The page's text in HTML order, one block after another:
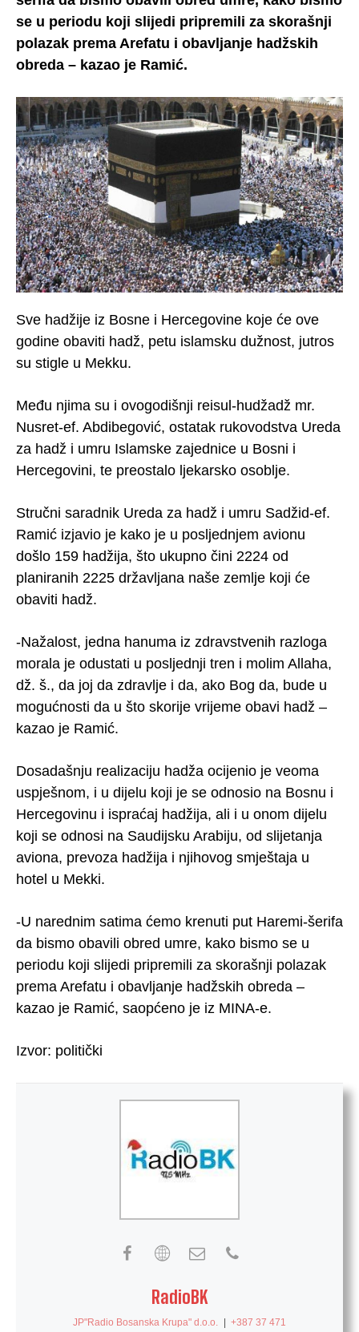
se u periodu koji slijedi pripremili za skorašnji
polazak prema Arefatu i obavljanje hadžskih
obreda – kazao je Ramić.
Sve hadžije iz Bosne i Hercegovine koje će ove
godine obaviti hadž, petu islamsku dužnost, jutros
su stigle u Mekku.
Među njima su i ovogodišnji reisul-hudžadž mr.
Nusret-ef. Abdibegović, ostatak rukovodstva Ureda
za hadž i umru Islamske zajednice u Bosni i
Hercegovini, te preostalo ljekarsko osoblje.
Stručni saradnik Ureda za hadž i umru Sadžid-ef.
Ramić izjavio je kako je u posljednjem avionu
došlo 159 hadžija, što ukupno čini 2224 od
planiranih 2225 državljana naše zemlje koji će
obaviti hadž.
-Nažalost, jedna hanuma iz zdravstvenih razloga
morala je odustati u posljednji tren i molim Allaha,
dž. š., da joj da zdravlje i da, ako Bog da, bude u
mogućnosti da u što skorije vrijeme obavi hadž –
kazao je Ramić.
Dosadašnju realizaciju hadža ocijenio je veoma
uspješnom, i u dijelu koji je se odnosio na Bosnu i
Hercegovinu i ispraćaj hadžija, ali i u onom dijelu
koji se odnosi na Saudijsku Arabiju, od slijetanja
aviona, prevoza hadžija i njihovog smještaja u
hotel u Mekki.
-U narednim satima ćemo krenuti put Haremi-šerifa
da bismo obavili obred umre, kako bismo se u
periodu koji slijedi pripremili za skorašnji polazak
prema Arefatu i obavljanje hadžskih obreda –
kazao je Ramić, saopćeno je iz MINA-e.
Izvor: politički
RadioBK
JP"Radio Bosanska Krupa" d.o.o.
+387 37 471